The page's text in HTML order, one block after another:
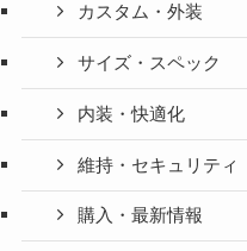
カスタム・外装
サイズ・スペック
内装・快適化
維持・セキュリティ
購入・最新情報